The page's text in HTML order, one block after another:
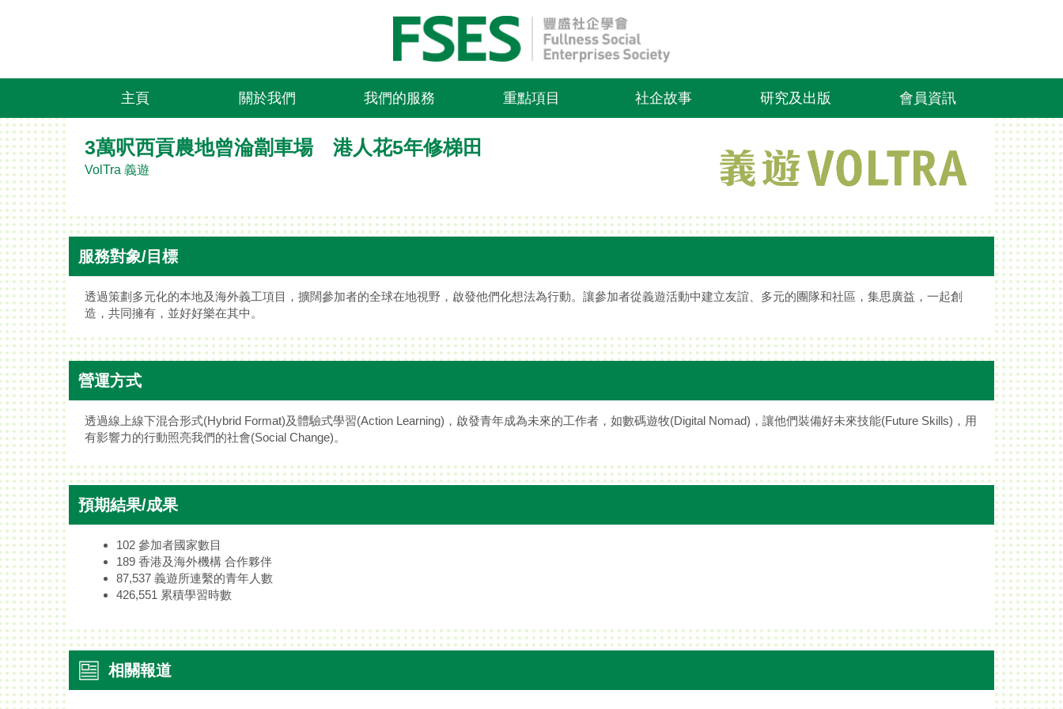
主頁 關於我們 我們的服務 重點項目 社企故事 研究及出版 會員資訊
3萬呎西貢農地曾淪劏車場 港人花5年修梯田
VolTra 義遊
服務對象/目標
透過策劃多元化的本地及海外義工項目，擴闊參加者的全球在地視野，啟發他們化想法為行動。讓參加者從義遊活動中建立友誼、多元的團隊和社區，集思廣益，一起創
造，共同擁有，並好好樂在其中。
營運方式
透過線上線下混合形式(Hybrid Format)及體驗式學習(Action Learning)，啟發青年成為未來的工作者，如數碼遊牧(Digital Nomad)，讓他們裝備好未來技能(Future Skills)，用
有影響力的行動照亮我們的社會(Social Change)。
預期結果/成果
102 參加者國家數目
189 香港及海外機構 合作夥伴
87,537 義遊所連繫的青年人數
426,551 累積學習時數
相關報道